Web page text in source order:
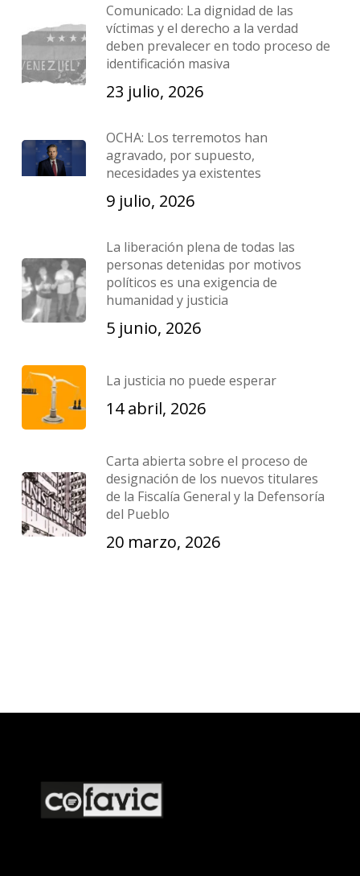
Comunicado: La dignidad de las
víctimas y el derecho a la verdad
deben prevalecer en todo proceso de
identificación masiva
23 julio, 2026
OCHA: Los terremotos han
agravado, por supuesto,
necesidades ya existentes
9 julio, 2026
La liberación plena de todas las
personas detenidas por motivos
políticos es una exigencia de
humanidad y justicia
5 junio, 2026
La justicia no puede esperar
14 abril, 2026
Carta abierta sobre el proceso de
designación de los nuevos titulares
de la Fiscalía General y la Defensoría
del Pueblo
20 marzo, 2026